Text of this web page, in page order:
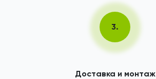
3.
Доставка и монтаж